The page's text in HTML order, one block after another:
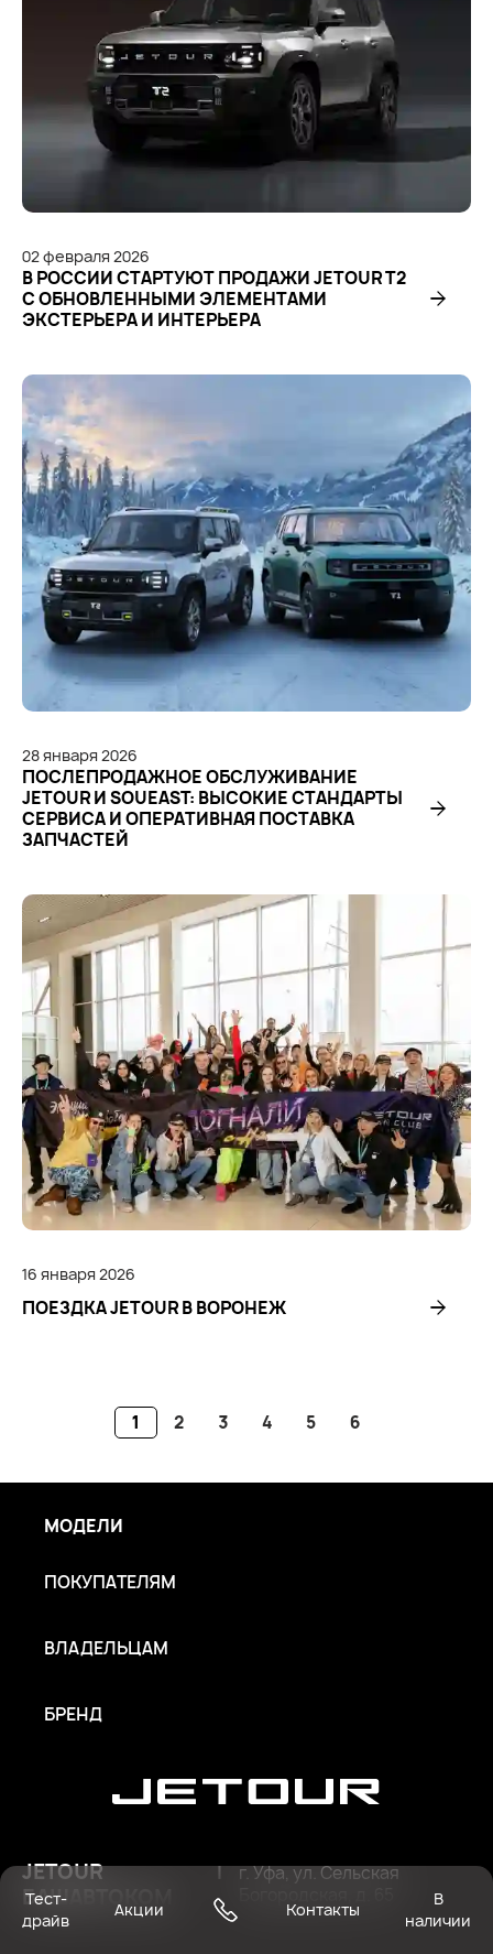
02февраля2026
В РОССИИ СТАРТУЮТ ПРОДАЖИ JETOUR T2
С ОБНОВЛЕННЫМИ ЭЛЕМЕНТАМИ
ЭКСТЕРЬЕРА И ИНТЕРЬЕРА
28января2026
ПОСЛЕПРОДАЖНОЕ ОБСЛУЖИВАНИЕ
JETOUR И SOUEAST: ВЫСОКИЕ СТАНДАРТЫ
СЕРВИСА И ОПЕРАТИВНАЯ ПОСТАВКА
ЗАПЧАСТЕЙ
16 января2026
ПОЕЗДКА JETOUR В ВОРОНЕЖ
1 2 3 4 5 6
JETOUR
БАШАВТОКОМ
|
г. Уфа, ул. Сельская
МОДЕЛИ
ПОКУПАТЕЛЯМ
ВЛАДЕЛЬЦАМ
БРЕНД
Тест-
драйв
Акции Контакты
В
наличии